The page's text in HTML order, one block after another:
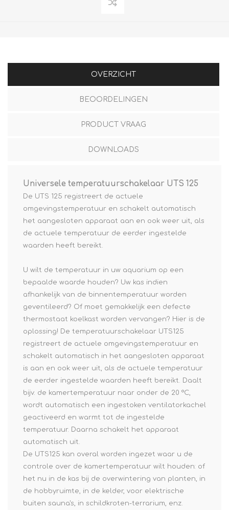
OVERZICHT
BEOORDELINGEN
PRODUCT VRAAG
DOWNLOADS
Universele temperatuurschakelaar UTS 125
De UTS 125 registreert de actuele
omgevingstemperatuur en schakelt automatisch
het aangesloten apparaat aan en ook weer uit, als
de actuele temperatuur de eerder ingestelde
waarden heeft bereikt.
U wilt de temperatuur in uw aquarium op een
bepaalde waarde houden? Uw kas indien
afhankelijk van de binnentemperatuur worden
geventileerd? Of moet gemakkelijk een defecte
thermostaat koelkast worden vervangen? Hier is de
oplossing! De temperatuurschakelaar UTS125
registreert de actuele omgevingstemperatuur en
schakelt automatisch in het aangesloten apparaat
is aan en ook weer uit, als de actuele temperatuur
de eerder ingestelde waarden heeft bereikt. Daalt
bijv. de kamertemperatuur naar onder de 20 °C,
wordt automatisch een ingestoken ventilatorkachel
geactiveerd en warmt tot de ingestelde
temperatuur. Daarna schakelt het apparaat
automatisch uit.
De UTS125 kan overal worden ingezet waar u de
controle over de kamertemperatuur wilt houden: of
het nu in de kas bij de overwintering van planten, in
de hobbyruimte, in de kelder, voor elektrische
buiten sauna's, in schildkroten-terrarium, enz.